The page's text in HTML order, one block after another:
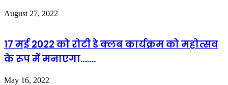
August 27, 2022
17 मई 2022 को रोटी डे क्लब कार्यक्रम को महोत्सव
के रूप में मनाएगा…….
May 16, 2022